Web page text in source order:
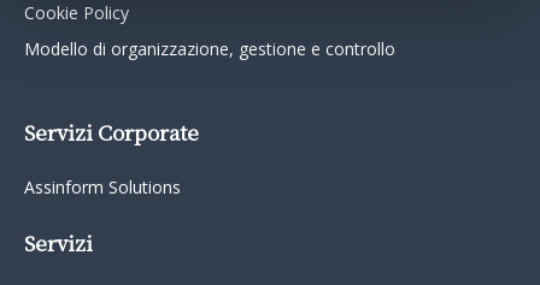
Cookie Policy
Modello di organizzazione, gestione e controllo
Servizi Corporate
Assinform Solutions
Servizi